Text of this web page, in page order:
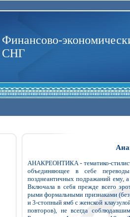
Финансово-
СНГ
АНАКРЕОНТИКА - тематико-
объединяющее в себе
позднеантичных подражаний ему,
Включала в себя прежде всего
рыми формальными признаками
и 3-стопный ямб с женской
повторов), не всегда